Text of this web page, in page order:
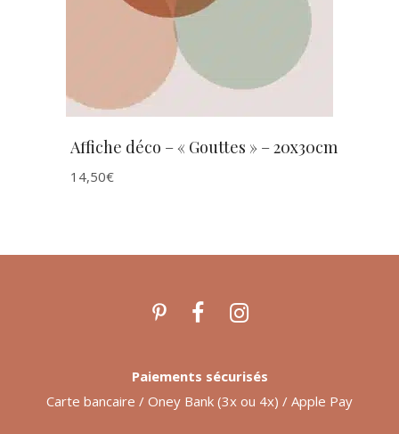
Affiche déco – « Gouttes » – 20x30cm
14,50€
Paiements sécurisés
Carte bancaire / Oney Bank (3x ou 4x) / Apple Pay